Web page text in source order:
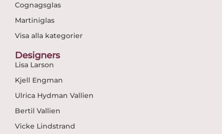
Cognagsglas
Martiniglas
Visa alla kategorier
Designers
Lisa Larson
Kjell Engman
Ulrica Hydman Vallien
Bertil Vallien
Vicke Lindstrand